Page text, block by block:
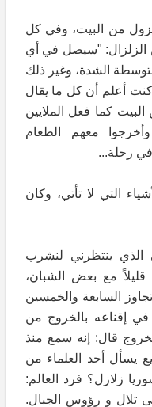
من البيت، وفي كل
الزلزال: "سيصل في أي
الشدة، وغير ذلك
كنت أعلم أن كل ما يقال
كما فعل الملايين
معهم الطعام
في رحلة...
التي لا تأتي، وكان
ينتظرني لنشرب
مع بعض الشبان،
السابعة والخمسين
إقناعه بالخروج من
قال: إنه سمع منذ
يسأل أحد العلماء من
زلازل؟ فرد العالم:
تلال و رؤوس الجبال.